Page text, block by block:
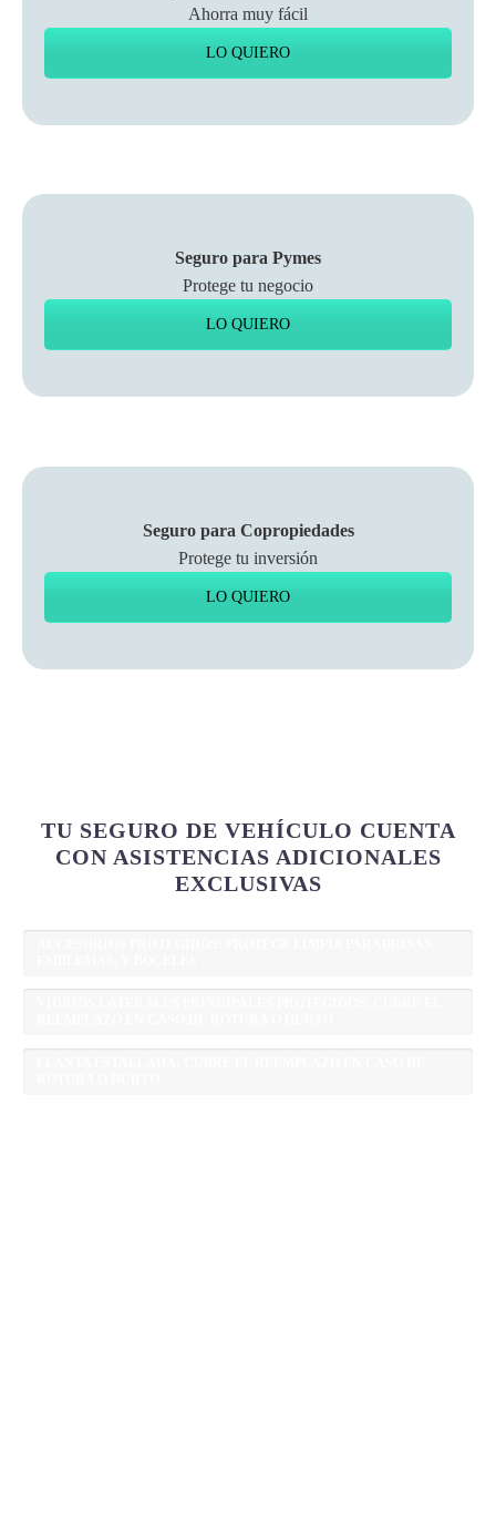
Ahorra muy fácil
LO QUIERO
Seguro para Pymes
Protege tu negocio
LO QUIERO
Seguro para Copropiedades
Protege tu inversión
LO QUIERO
TU SEGURO DE VEHÍCULO CUENTA
CON ASISTENCIAS ADICIONALES
EXCLUSIVAS